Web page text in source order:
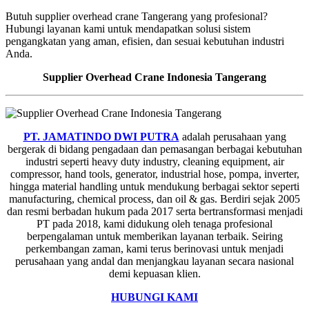
Butuh supplier overhead crane Tangerang yang profesional?
Hubungi layanan kami untuk mendapatkan solusi sistem
pengangkatan yang aman, efisien, dan sesuai kebutuhan industri
Anda.
Supplier Overhead Crane Indonesia Tangerang
PT. JAMATINDO DWI PUTRA adalah perusahaan yang
bergerak di bidang pengadaan dan pemasangan berbagai kebutuhan
industri seperti heavy duty industry, cleaning equipment, air
compressor, hand tools, generator, industrial hose, pompa, inverter,
hingga material handling untuk mendukung berbagai sektor seperti
manufacturing, chemical process, dan oil & gas. Berdiri sejak 2005
dan resmi berbadan hukum pada 2017 serta bertransformasi menjadi
PT pada 2018, kami didukung oleh tenaga profesional
berpengalaman untuk memberikan layanan terbaik. Seiring
perkembangan zaman, kami terus berinovasi untuk menjadi
perusahaan yang andal dan menjangkau layanan secara nasional
demi kepuasan klien.
HUBUNGI KAMI